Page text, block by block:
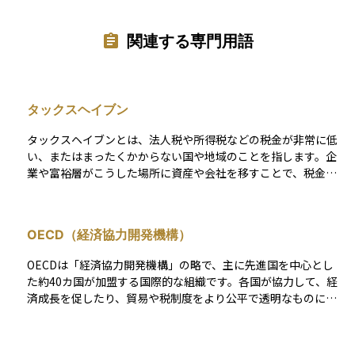
関連する専門用語
タックスヘイブン
タックスヘイブンとは、法人税や所得税などの税金が非常に低
い、またはまったくかからない国や地域のことを指します。企
業や富裕層がこうした場所に資産や会社を移すことで、税金の
る必要がありますし、不正に利用すると脱税とみなされること
もあります。投資初心者の方にとっては直接関係がないように
思えるかもしれませんが、ニュースなどで目にする機会がある
ため、基本的な意味を理解しておくと安心です。
OECD（経済協力開発機構）
OECDは「経済協力開発機構」の略で、主に先進国を中心とし
た約40カ国が加盟する国際的な組織です。各国が協力して、経
済成長を促したり、貿易や税制度をより公平で透明なものにす